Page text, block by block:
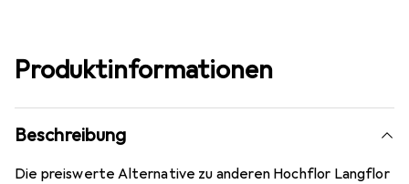
Produktinformationen
Beschreibung
Die preiswerte Alternative zu anderen Hochflor Langflor